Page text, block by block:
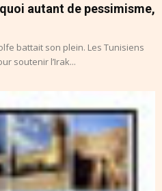
autant de pessimisme,
battait son plein. Les Tunisiens
soutenir l’Irak...